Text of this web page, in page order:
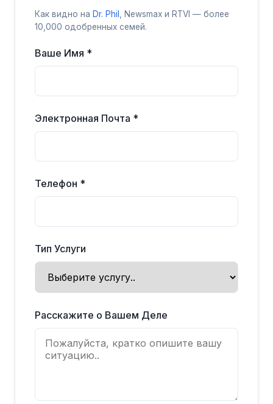
Как видно на Dr. Phil
, Newsmax и RTVI — более
10,000 одобренных семей.
Ваше Имя *
Электронная Почта *
Телефон *
Тип Услуги
Расскажите о Вашем Деле